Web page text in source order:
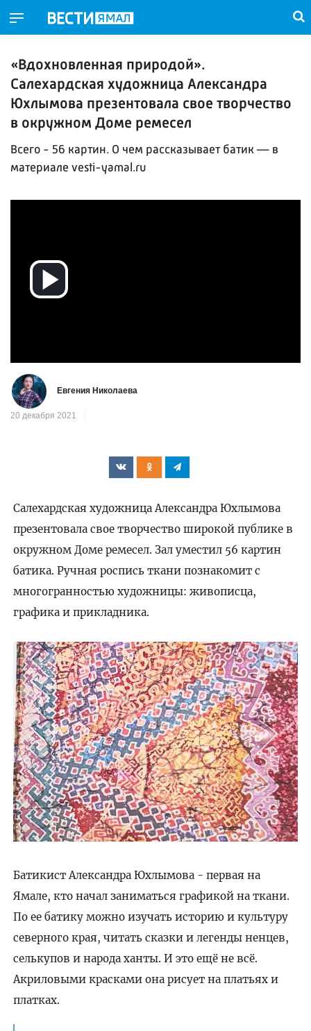
«Вдохновленная природой».
Салехардская художница Александра
Юхлымова презентовала свое творчество
в окружном Доме ремесел
Всего - 56 картин. О чем рассказывает батик — в
материале vesti-yamal.ru
Воспроизвести
видео
Евгения Николаева
20 декабря 2021
Салехардская художница Александра Юхлымова
презентовала свое творчество широкой публике в
окружном Доме ремесел. Зал уместил 56 картин
батика. Ручная роспись ткани познакомит с
многогранностью художницы: живописца,
графика и прикладника.
Батикист Александра Юхлымова - первая на
Ямале, кто начал заниматься графикой на ткани.
По ее батику можно изучать историю и культуру
северного края, читать сказки и легенды ненцев,
селькупов и народа ханты. И это ещё не всё.
Акриловыми красками она рисует на платьях и
платках.